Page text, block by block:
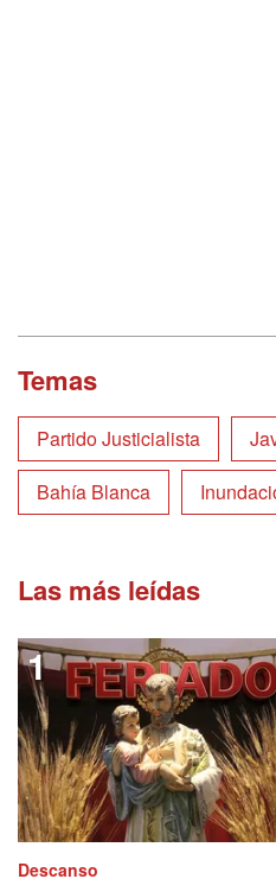
Temas
Partido Justicialista
Bahía Blanca
Las más leídas
Descanso